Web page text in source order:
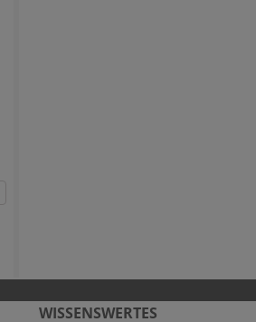
WISSENSWERTES